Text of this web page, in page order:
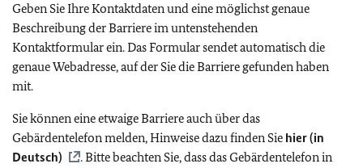
Geben Sie Ihre Kontaktdaten und eine möglichst genaue
Beschreibung der Barriere im untenstehenden
Kontaktformular ein. Das Formular sendet automatisch die
genaue Webadresse, auf der Sie die Barriere gefunden haben
mit.
Sie können eine etwaige Barriere auch über das
Gebärdentelefon melden, Hinweise dazu finden Sie hier (in
Deutsch)
. Bitte beachten Sie, dass das Gebärdentelefon in